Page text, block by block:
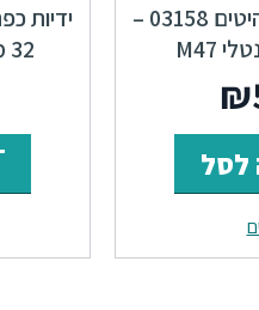
ידיות כפתור למטבח ורהיטים 03158 –
73 מ"מ כסף אורינטלי M47
₪
הנוכחי
הוא:
₪50.
לסל
32 מ"מ ברונזה פירנצה M09